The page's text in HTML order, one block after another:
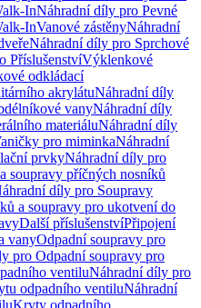
InNáhradní díly pro Pevné
InVanové zástěnyNáhradní
Náhradní díly pro Sprchové
PříslušenstvíVýklenkové
odkládací
akrylátuNáhradní díly
vanyNáhradní díly
materiáluNáhradní díly
pro miminkaNáhradní
prvkyNáhradní díly pro
soupravy příčných nosníků
díly pro Soupravy
a soupravy pro ukotvení do
Další příslušenstvíPřipojení
vanyOdpadní soupravy pro
pro Odpadní soupravy pro
ventiluNáhradní díly pro
odpadního ventiluNáhradní
Kryty odpadního